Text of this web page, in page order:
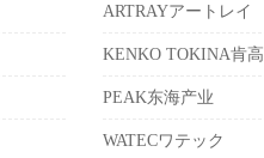
ARTRAYアートレイ
KENKO TOKINA肯高
PEAK东海产业
WATECワテック